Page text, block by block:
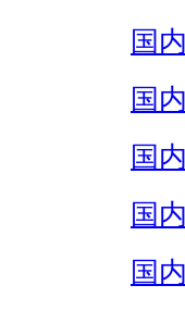
国
国
国
国
国